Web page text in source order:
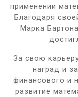
применении
Благодаря
Марка
За свою
наград и
финансового и
развитие